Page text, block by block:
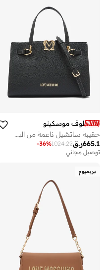
لوف موسكينو
حقيبة ساتشيل ناعمة من البولي يوريثين
ر.ق665.1
1024.22
-36%
توصيل مجاني
بريميوم